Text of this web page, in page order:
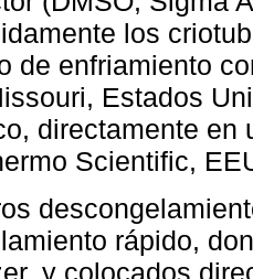
los
de enfriamiento
Estados
directamente en
Scientific,
rápido,
y colocados